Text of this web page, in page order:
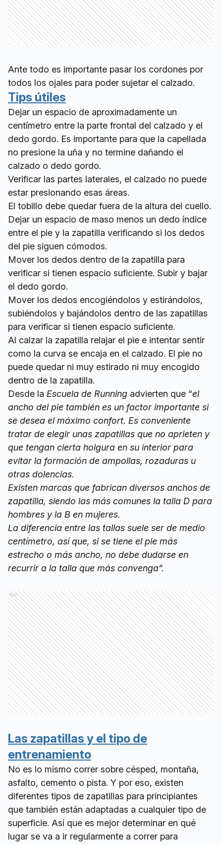
Ante todo es importante pasar los cordones por
todos los ojales para poder sujetar el calzado.
Tips útiles
Dejar un espacio de aproximadamente un
centímetro entre la parte frontal del calzado y el
dedo gordo. Es importante para que la capellada
no presione la uña y no termine dañando el
calzado o dedo gordo.
Verificar las partes laterales, el calzado no puede
estar presionando esas áreas.
El tobillo debe quedar fuera de la altura del cuello.
Dejar un espacio de maso menos un dedo índice
entre el pie y la zapatilla verificando si los dedos
del pie siguen cómodos.
Mover los dedos dentro de la zapatilla para
verificar si tienen espacio suficiente. Subir y bajar
el dedo gordo.
Mover los dedos encogiéndolos y estirándolos,
subiéndolos y bajándolos dentro de las zapatillas
para verificar si tienen espacio suficiente.
Al calzar la zapatilla relajar el pie e intentar sentir
como la curva se encaja en el calzado. El pie no
puede quedar ni muy estirado ni muy encogido
dentro de la zapatilla.
Desde la Escuela de Running advierten que “el
ancho del pie también es un factor importante si
se desea el máximo confort. Es conveniente
tratar de elegir unas zapatillas que no aprieten y
que tengan cierta holgura en su interior para
evitar la formación de ampollas, rozaduras u
otras dolencias.
Existen marcas que fabrican diversos anchos de
zapatilla, siendo las más comunes la talla D para
hombres y la B en mujeres.
La diferencia entre las tallas suele ser de medio
centímetro, así que, si se tiene el pie más
estrecho o más ancho, no debe dudarse en
recurrir a la talla que más convenga”.
Ads
Las zapatillas y el tipo de
entrenamiento
No es lo mismo correr sobre césped, montaña,
asfalto, cemento o pista. Y por eso, existen
diferentes tipos de zapatillas para principiantes
que también están adaptadas a cualquier tipo de
superficie. Así que es mejor determinar en qué
lugar se va a ir regularmente a correr para